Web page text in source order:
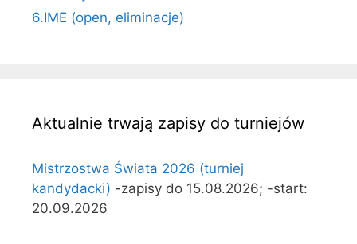
6.IME (open, eliminacje)
Aktualnie trwają zapisy do turniejów
Mistrzostwa Świata 2026 (turniej
kandydacki) -zapisy do 15.08.2026; -start:
20.09.2026